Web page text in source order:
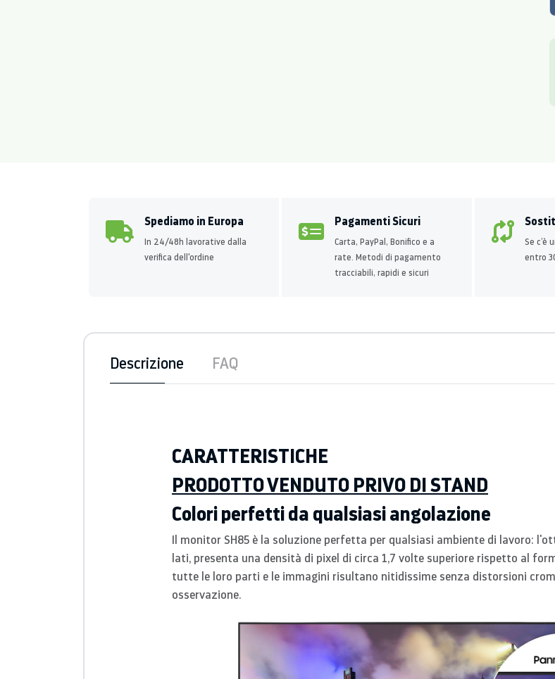
Spediamo in Europa
In 24/48h lavorative dalla
verifica dell'ordine
Pagamenti Sicuri
Carta, PayPal, Bonifico e a
rate. Metodi di pagamento
tracciabili, rapidi e sicuri
Se c’è
entro
Descrizione FAQ
CARATTERISTICHE
PRODOTTO VENDUTO PRIVO DI STAND
Colori perfetti da qualsiasi angolazione
Il monitor SH85 è la soluzione perfetta per qualsiasi ambiente di lavoro:
lati, presenta una densità di pixel di circa 1,7 volte superiore rispetto al
tutte le loro parti e le immagini risultano nitidissime senza distorsioni
osservazione.